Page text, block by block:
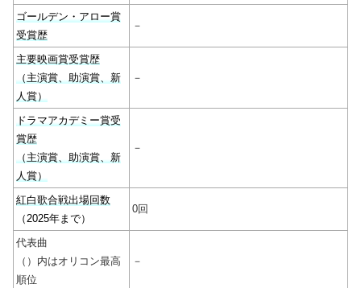
ゴールデン・アロー賞
受賞歴
－
主要映画賞受賞歴
（主演賞、助演賞、新
人賞）
－
ドラマアカデミー賞受
賞歴
（主演賞、助演賞、新
人賞）
－
紅白歌合戦出場回数
（2025年まで）
0回
代表曲
（）内はオリコン最高
順位
－